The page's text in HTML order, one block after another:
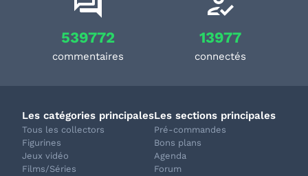
539772
commentaires
13977
connectés
Les catégories principales
Tous les collectors
Figurines
Jeux vidéo
Films/Séries
Les sections principales
Pré-commandes
Bons plans
Agenda
Forum